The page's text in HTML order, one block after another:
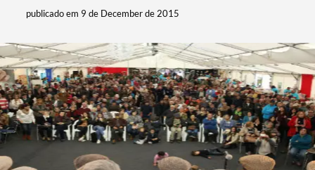
publicado em 9 de December de 2015